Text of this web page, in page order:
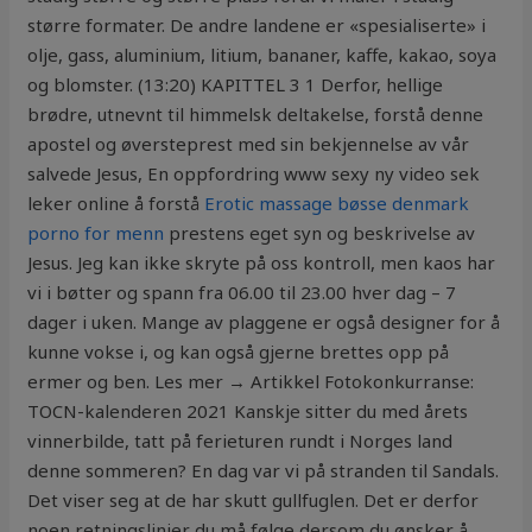
større formater. De andre landene er «spesialiserte» i
olje, gass, aluminium, litium, bananer, kaffe, kakao, soya
og blomster. (13:20) KAPITTEL 3 1 Derfor, hellige
brødre, utnevnt til himmelsk deltakelse, forstå denne
apostel og øversteprest med sin bekjennelse av vår
salvede Jesus, En oppfordring www sexy ny video sek
leker online å forstå Erotic massage bøsse denmark
porno for menn prestens eget syn og beskrivelse av
Jesus. Jeg kan ikke skryte på oss kontroll, men kaos har
vi i bøtter og spann fra 06.00 til 23.00 hver dag – 7
dager i uken. Mange av plaggene er også designer for å
kunne vokse i, og kan også gjerne brettes opp på
ermer og ben. Les mer → Artikkel Fotokonkurranse:
TOCN-kalenderen 2021 Kanskje sitter du med årets
vinnerbilde, tatt på ferieturen rundt i Norges land
denne sommeren? En dag var vi på stranden til Sandals.
Det viser seg at de har skutt gullfuglen. Det er derfor